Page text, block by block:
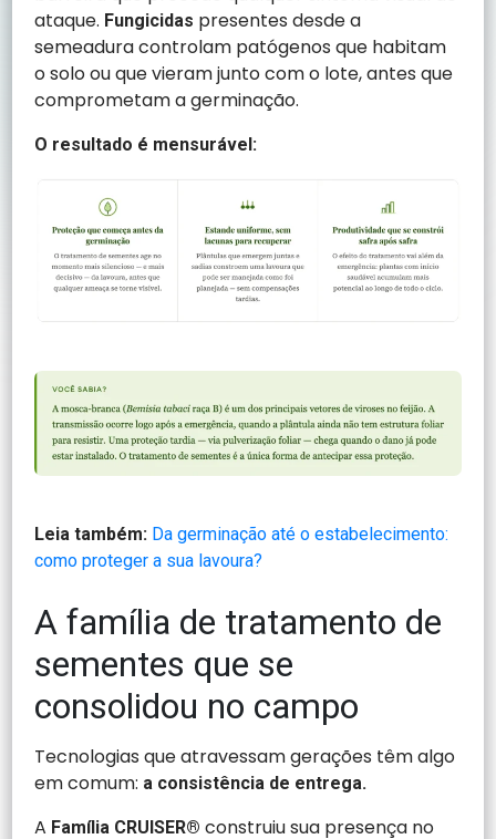
ataque. Fungicidas presentes desde a
semeadura controlam patógenos que habitam
o solo ou que vieram junto com o lote, antes que
comprometam a germinação.
O resultado é mensurável:
Leia também: Da germinação até o estabelecimento:
como proteger a sua lavoura?
A família de tratamento de
sementes que se
consolidou no campo
Tecnologias que atravessam gerações têm algo
em comum: a consistência de entrega.
A Família CRUISER® construiu sua presença no